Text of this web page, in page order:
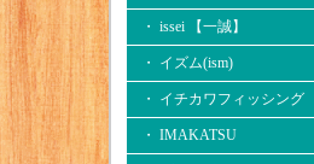
・ issei 【一誠】
・ イズム(ism)
・ イチカワフィッシング
・ IMAKATSU